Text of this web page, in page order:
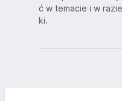
ć w temacie i w
ki.